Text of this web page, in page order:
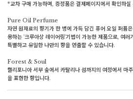
*교차 구매 가능하며, 증정품은 결제페이지에서 확인하실
Pure Oil Perfume
자연 원재료의 향기가 한 병에 가득 담긴 퓨어 오일 퍼퓸
용하는 '크루아상 레이어링'기법이 가능한 제품으로, 여러
특별하고 유일한 나만의 향을 연출할 수 있습니다.
Forest & Soul
캘리포니아 서부 숲에서 카탈리나 섬까지의 여정에서 마
을 표현한 향입니다.